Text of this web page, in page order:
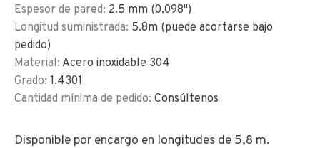
Espesor de pared: 2.5 mm (0.098")
Longitud suministrada: 5.8m (puede acortarse bajo
pedido)
Material: Acero inoxidable 304
Grado: 1.4301
Cantidad mínima de pedido: Consúltenos
Disponible por encargo en longitudes de 5,8 m.